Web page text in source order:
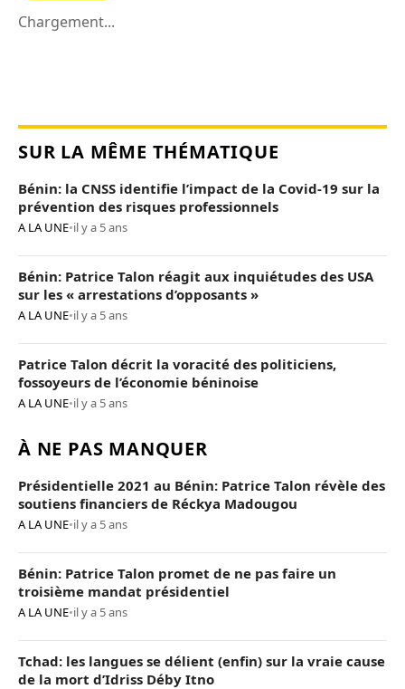
Chargement...
SUR LA MÊME THÉMATIQUE
Bénin: la CNSS identifie l’impact de la Covid-19 sur la
prévention des risques professionnels
A LA UNE•il y a 5 ans
Bénin: Patrice Talon réagit aux inquiétudes des USA
sur les « arrestations d’opposants »
A LA UNE•il y a 5 ans
Patrice Talon décrit la voracité des politiciens,
fossoyeurs de l’économie béninoise
A LA UNE•il y a 5 ans
À NE PAS MANQUER
Présidentielle 2021 au Bénin: Patrice Talon révèle des
soutiens financiers de Réckya Madougou
A LA UNE•il y a 5 ans
Bénin: Patrice Talon promet de ne pas faire un
troisième mandat présidentiel
A LA UNE•il y a 5 ans
Tchad: les langues se délient (enfin) sur la vraie cause
de la mort d’Idriss Déby Itno